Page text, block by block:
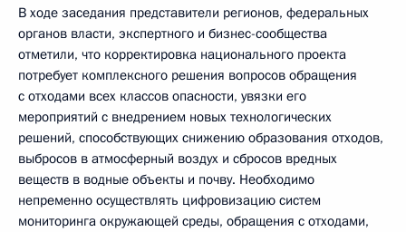
В ходе заседания представители регионов, федеральных
органов власти, экспертного и бизнес-сообщества
отметили, что корректировка национального проекта
потребует комплексного решения вопросов обращения
с отходами всех классов опасности, увязки его
мероприятий с внедрением новых технологических
решений, способствующих снижению образования отходов,
выбросов в атмосферный воздух и сбросов вредных
веществ в водные объекты и почву. Необходимо
непременно осуществлять цифровизацию систем
мониторинга окружающей среды, обращения с отходами,